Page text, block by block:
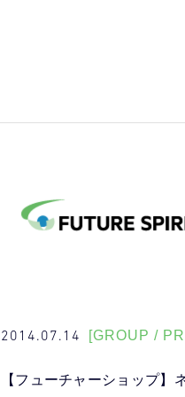
2014.07.14 [GROUP /
【フューチャーショップ】